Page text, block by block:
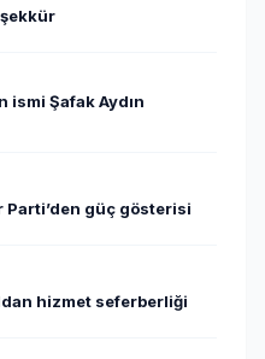
ismi Şafak Aydın
Parti’den güç gösterisi
hizmet seferberliği